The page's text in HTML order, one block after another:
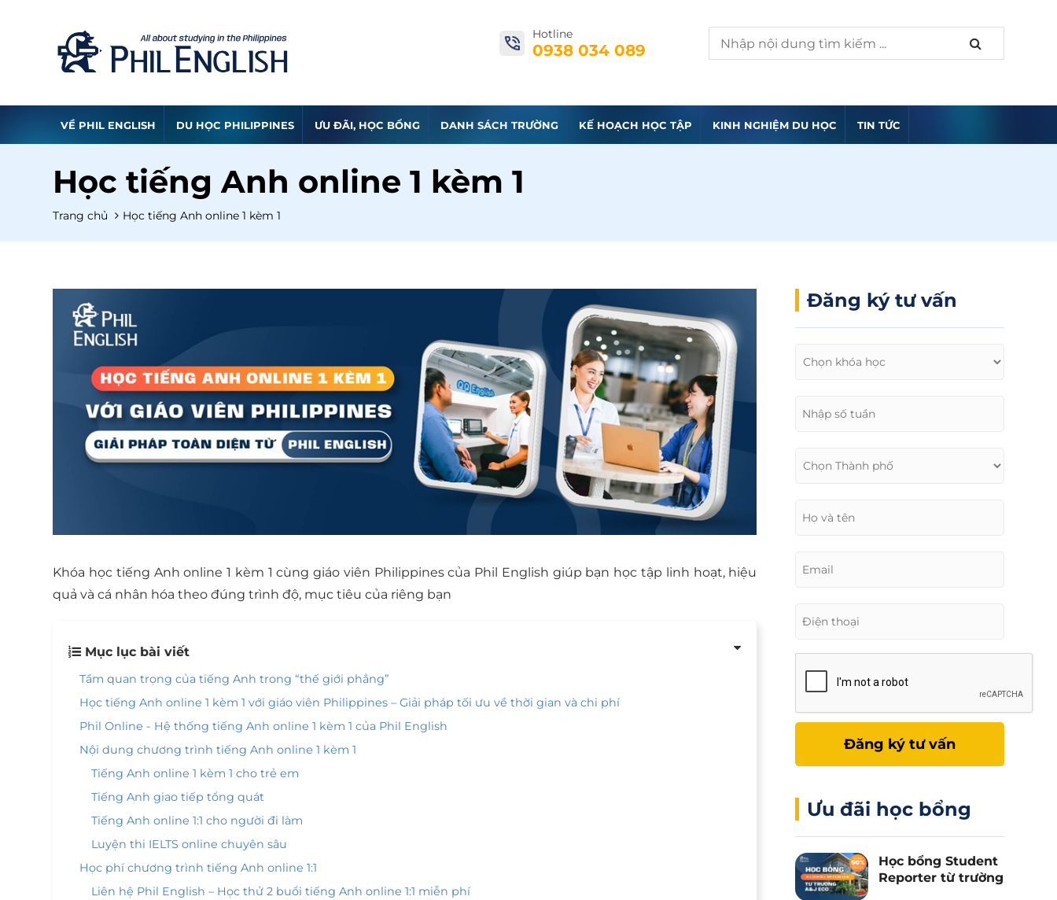
Hotline
0938 034 089
VỀ PHIL ENGLISH DU HỌC PHILIPPINES ƯU ĐÃI, HỌC BỔNG DANH SÁCH TRƯỜNG KẾ HOẠCH HỌC TẬP KINH NGHIỆM DU HỌC TIN TỨC
Học tiếng Anh online 1 kèm 1
Trang chủ Học tiếng Anh online 1 kèm 1
Khóa học tiếng Anh online 1 kèm 1 cùng giáo viên Philippines của Phil English giúp bạn học tập linh hoạt, hiệu
quả và cá nhân hóa theo đúng trình độ, mục tiêu của riêng bạn
Mục lục bài viết
Tầm quan trọng của tiếng Anh trong “thế giới phẳng”
Học tiếng Anh online 1 kèm 1 với giáo viên Philippines – Giải pháp tối ưu về thời gian và chi phí
Phil Online - Hệ thống tiếng Anh online 1 kèm 1 của Phil English
Nội dung chương trình tiếng Anh online 1 kèm 1
Tiếng Anh online 1 kèm 1 cho trẻ em
Tiếng Anh giao tiếp tổng quát
Tiếng Anh online 1:1 cho người đi làm
Luyện thi IELTS online chuyên sâu
Học phí chương trình tiếng Anh online 1:1
Liên hệ Phil English – Học thử 2 buổi tiếng Anh online 1:1 miễn phí
Đăng ký tư vấn
Đăng ký tư vấn
Ưu đãi học bổng
Học bổng Student
Reporter từ trường